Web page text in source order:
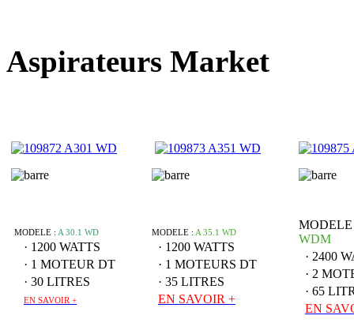
Aspirateurs Market
MODELE : A 30.1 WD
· 1200 WATTS
· 1 MOTEUR DT
· 30 LITRES
EN SAVOIR +
MODELE : A 35.1 WD
· 1200 WATTS
· 1 MOTEURS DT
· 35 LITRES
EN SAVOIR +
WDM
· 2400
· 2
· 65
EN